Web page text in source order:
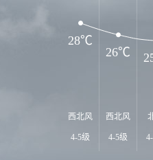
西北风
4-5级
西北风
4-5级
28℃
26℃